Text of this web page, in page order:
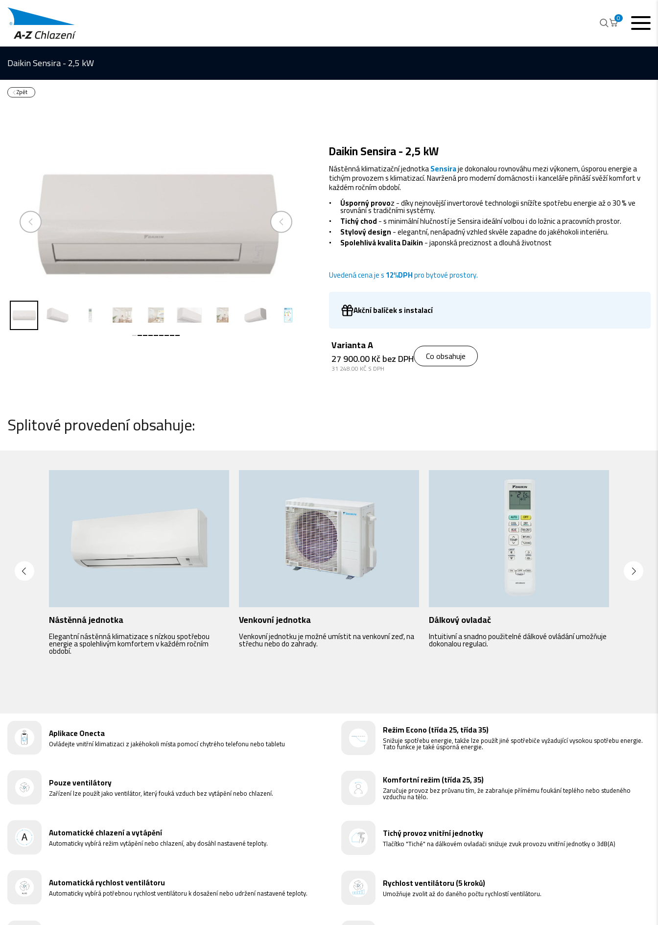
0
Daikin Sensira - 2,5 kW
Zpět
Daikin Sensira - 2,5 kW
Nástěnná klimatizační jednotkaSensiraje dokonalou rovnováhu mezi výkonem, úsporou energie a
tichým provozem s klimatizací. Navržená pro moderní domácnosti i kanceláře přináší svěží komfort v
každém ročním období.
Úsporný provoz - díky nejnovější invertorové technologii snížíte spotřebu energie až o 30 % ve
srovnání s tradičními systémy.
Tichý chod- s minimální hlučností je Sensira ideální volbou i do ložnic a pracovních prostor.
Stylový design- elegantní, nenápadný vzhled skvěle zapadne do jakéhokoli interiéru.
Spolehlivá kvalita Daikin- japonská preciznost a dlouhá životnost
Uvedená cena je s12%DPHpro bytové prostory.
Akční balíček s instalací
Varianta A
27 900.00 Kč bez DPH
31 248.00 KČ S DPH
Co obsahuje
Splitové provedení obsahuje:
Nástěnná jednotka
Elegantní nástěnná klimatizace s nízkou spotřebou
energie a spolehlivým komfortem v každém ročním
období.
Venkovní jednotka
Venkovní jednotku je možné umístit na venkovní zeď, na
střechu nebo do zahrady.
Dálkový ovladač
Intuitivní a snadno použitelné dálkové ovládání umožňuje
dokonalou regulaci.
Aplikace Onecta
Ovládejte vnitřní klimatizaci z jakéhokoli místa pomocí chytrého telefonu nebo tabletu
Pouze ventilátory
Zařízení lze použít jako ventilátor, který fouká vzduch bez vytápění nebo chlazení.
Automatické chlazení a vytápění
Automaticky vybírá režim vytápění nebo chlazení, aby dosáhl nastavené teploty.
Automatická rychlost ventilátoru
Automaticky vybírá potřebnou rychlost ventilátoru k dosažení nebo udržení nastavené teploty.
Režim Econo (třída 25, třída 35)
Snižuje spotřebu energie, takže lze použít jiné spotřebiče vyžadující vysokou spotřebu energie.
Tato funkce je také úsporná energie.
Komfortní režim (třída 25, 35)
Zaručuje provoz bez průvanu tím, že zabraňuje přímému foukání teplého nebo studeného
vzduchu na tělo.
Tichý provoz vnitřní jednotky
Tlačítko "Tiché" na dálkovém ovladači snižuje zvuk provozu vnitřní jednotky o 3dB(A)
Rychlost ventilátoru (5 kroků)
Umožňuje zvolit až do daného počtu rychlostí ventilátoru.